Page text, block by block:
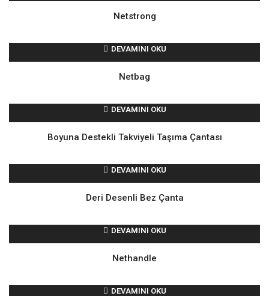
Netstrong
DEVAMINI OKU
Netbag
DEVAMINI OKU
Boyuna Destekli Takviyeli Taşıma Çantası
DEVAMINI OKU
Deri Desenli Bez Çanta
DEVAMINI OKU
Nethandle
DEVAMINI OKU